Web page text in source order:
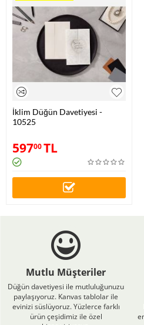
İklim Düğün Davetiyesi -
10525
59700TL
Mutlu Müşteriler
Düğün davetiyesi ile mutluluğunuzu
paylaşıyoruz. Kanvas tablolar ile
evinizi süslüyoruz. Yüzlerce farklı
ürün çeşidimiz ile özel